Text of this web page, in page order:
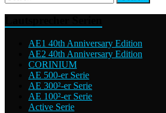
AE1 40th Anniversary Edition
AE2 40th Anniversary Edition
CORINIUM
AE 500-er Serie
AE 300²-er Serie
AE 100²-er Serie
Active Serie